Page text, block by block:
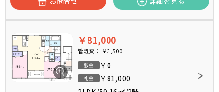
￥81,000
管理費： ￥3,500
敷金 ￥0
礼金
￥81,000